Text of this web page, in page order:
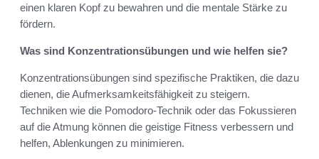
einen klaren Kopf zu bewahren und die mentale Stärke zu
fördern.
Was sind Konzentrationsübungen und wie helfen sie?
Konzentrationsübungen sind spezifische Praktiken, die dazu
dienen, die Aufmerksamkeitsfähigkeit zu steigern.
Techniken wie die Pomodoro-Technik oder das Fokussieren
auf die Atmung können die geistige Fitness verbessern und
helfen, Ablenkungen zu minimieren.